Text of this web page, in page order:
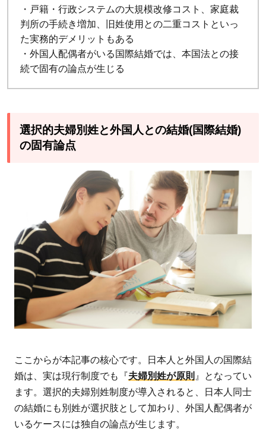
3.1
現行
制度:
国際
結婚
は
姓』
が原
デメ
リッ
ト1:
制度
が二
重構
造に
なり
判別
雑化
3.3
デメ
リッ
ト2:
・戸籍・行政システムの大規模改修コスト、家庭裁
判所の手続き増加、旧姓使用との二重コストといっ
た実務的デメリットもある
・外国人配偶者がいる国際結婚では、本国法との接
続で固有の論点が生じる
選択的夫婦別姓と外国人との結婚(国際結婚)
の固有論点
ここからが本記事の核心です。日本人と外国人の国際結
婚は、実は現行制度でも『夫婦別姓が原則 』となってい
ます。選択的夫婦別姓制度が導入されると、日本人同士
の結婚にも別姓が選択肢として加わり、外国人配偶者が
いるケースには独自の論点が生じます。